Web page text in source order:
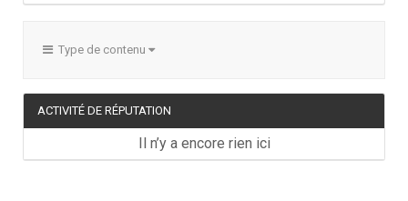
Type de contenu
ACTIVITÉ DE RÉPUTATION
Il n’y a encore rien ici